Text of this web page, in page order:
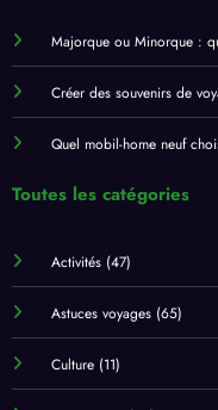
Majorque ou Minorque :
Créer des souvenirs de
Quel mobil-home neuf
Toutes les catégories
Activités(47)
Astuces voyages(65)
Culture(11)